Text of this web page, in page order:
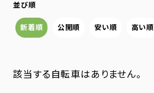
並び順
新着順 公開順 安い順 高い順
該当する自転車はありません。